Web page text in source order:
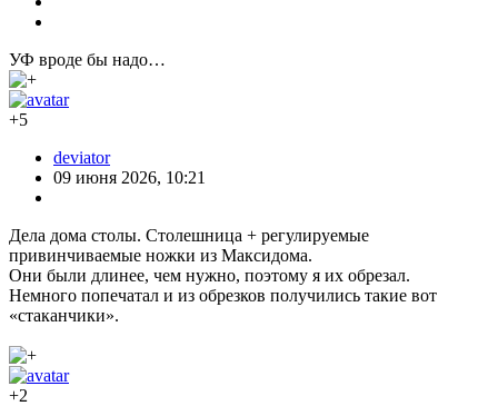
УФ вроде бы надо…
+5
deviator
09 июня 2026, 10:21
Дела дома столы. Столешница + регулируемые
привинчиваемые ножки из Максидома.
Они были длинее, чем нужно, поэтому я их обрезал.
Немного попечатал и из обрезков получились такие вот
«стаканчики».
+2